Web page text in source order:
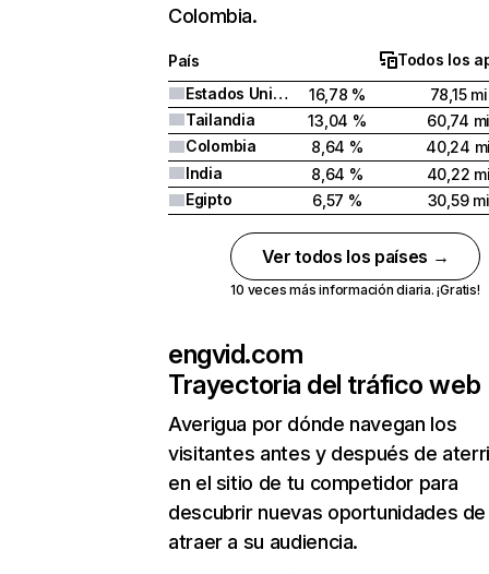
Colombia.
País
Todos los
Estados Unidos
16,78 %
78,15
Tailandia
13,04 %
60,74
Colombia
8,64 %
40,24
India
8,64 %
40,22
Egipto
6,57 % 30,59
Ver todos los países →
10 veces más información diaria. ¡Gratis!
engvid.com
Trayectoria del tráfico web
Averigua por dónde navegan los
visitantes antes y después de
en el sitio de tu competidor para
descubrir nuevas oportunidades de
atraer a su audiencia.